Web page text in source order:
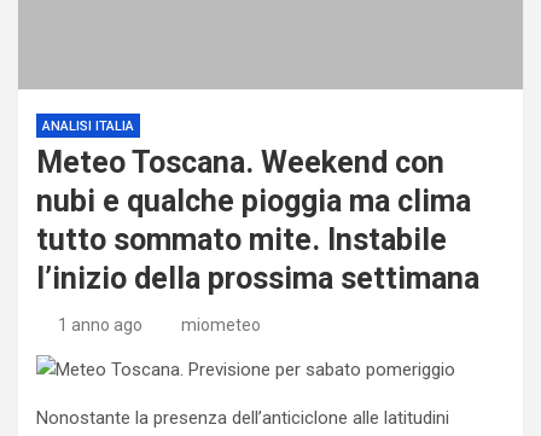
ANALISI ITALIA
Meteo Toscana. Weekend con
nubi e qualche pioggia ma clima
tutto sommato mite. Instabile
l’inizio della prossima settimana
1 anno ago miometeo
Nonostante la presenza dell’anticiclone alle latitudini